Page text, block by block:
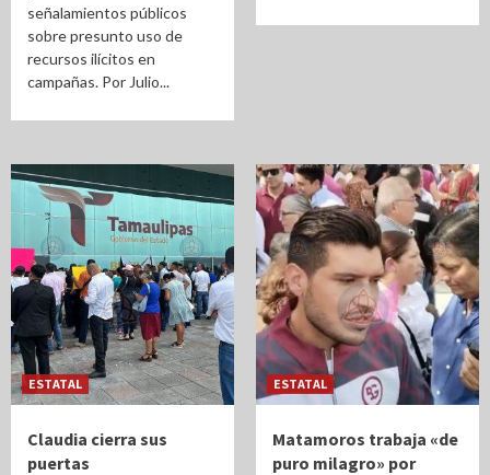
señalamientos públicos
sobre presunto uso de
recursos ilícitos en
campañas. Por Julio...
ESTATAL
Claudia cierra sus
puertas
ESTATAL
Matamoros trabaja «de
puro milagro» por